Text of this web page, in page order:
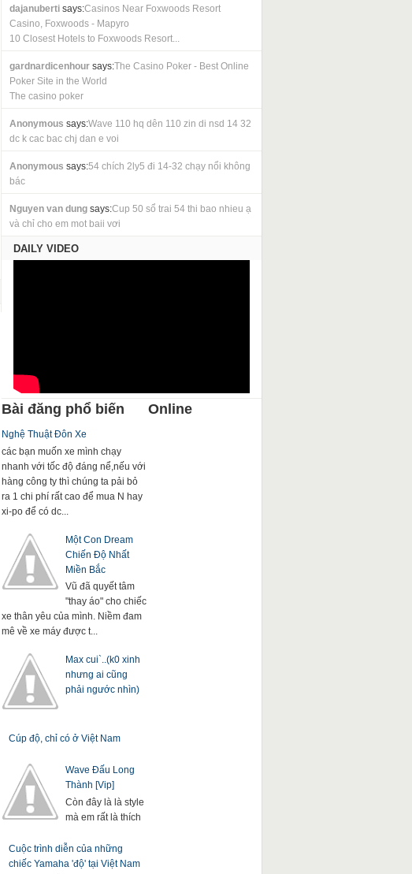
dajanubertisays:Casinos Near Foxwoods Resort
Casino, Foxwoods - Mapyro
10 Closest Hotels to Foxwoods Resort...
gardnardicenhoursays:The Casino Poker - Best Online
Poker Site in the World
The casino poker
Anonymous says:Wave 110 hq dên 110 zin di nsd 14 32
dc k cac bac chj dan e voi
Anonymous says:54 chích 2ly5 đi 14-32 chạy nổi không
bác
Nguyen van dungsays:Cup 50 sổ trai 54 thi bao nhieu ạ
và chỉ cho em mot baii vơi
DAILY VIDEO
Bài đăng phổ biến
Nghệ Thuật Đôn Xe
các bạn muốn xe mình chạy
nhanh với tốc độ đáng nể,nếu với
hàng công ty thì chúng ta pải bỏ
ra 1 chi phí rất cao để mua N hay
xi-po để có dc...
Một Con Dream
Chiến Độ Nhất
Miền Bắc
Vũ đã quyết tâm
"thay áo" cho chiếc
xe thân yêu của mình. Niềm đam
mê về xe máy được t...
Max cui`..(k0 xinh
nhưng ai cũng
phải ngước nhìn)
Cúp độ, chỉ có ở Việt Nam
Wave Đấu Long
Thành [Vip]
Còn đây là là style
mà em rất là thích
Cuộc trình diễn của những
chiếc Yamaha 'độ' tại Việt Nam
Online